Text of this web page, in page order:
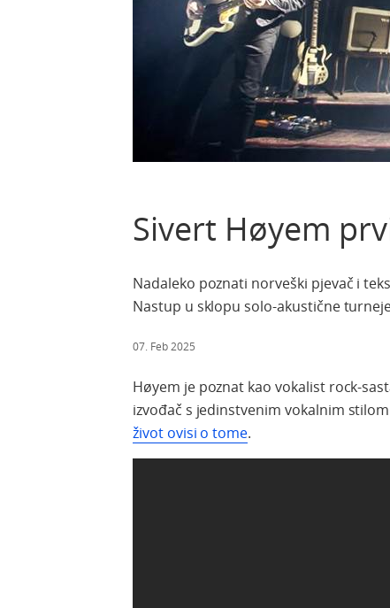
Sivert Høyem
Nadaleko poznati norveški pjevač i
Nastup u sklopu solo-akustične
07. Feb 2025
Høyem je poznat kao vokalistrock-
izvođač s jedinstvenim vokalnim stilom
život ovisi o tome.